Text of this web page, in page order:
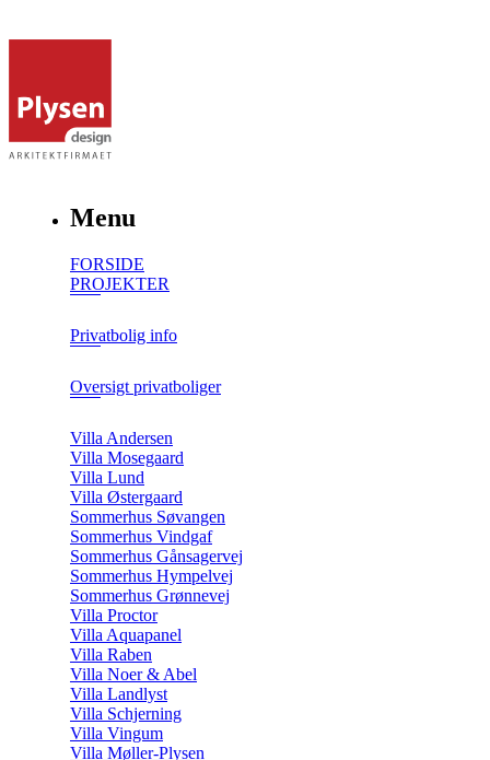
Menu
FORSIDE
PROJEKTER
Privatbolig info
Oversigt privatboliger
Villa Andersen
Villa Mosegaard
Villa Lund
Villa Østergaard
Sommerhus Søvangen
Sommerhus Vindgaf
Sommerhus Gånsagervej
Sommerhus Hympelvej
Sommerhus Grønnevej
Villa Proctor
Villa Aquapanel
Villa Raben
Villa Noer & Abel
Villa Landlyst
Villa Schjerning
Villa Vingum
Villa Møller-Plysen